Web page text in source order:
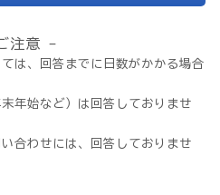
注意 -
は、回答までに日数がかかる場合
年始など）は回答しておりませ
合わせには、回答しておりませ